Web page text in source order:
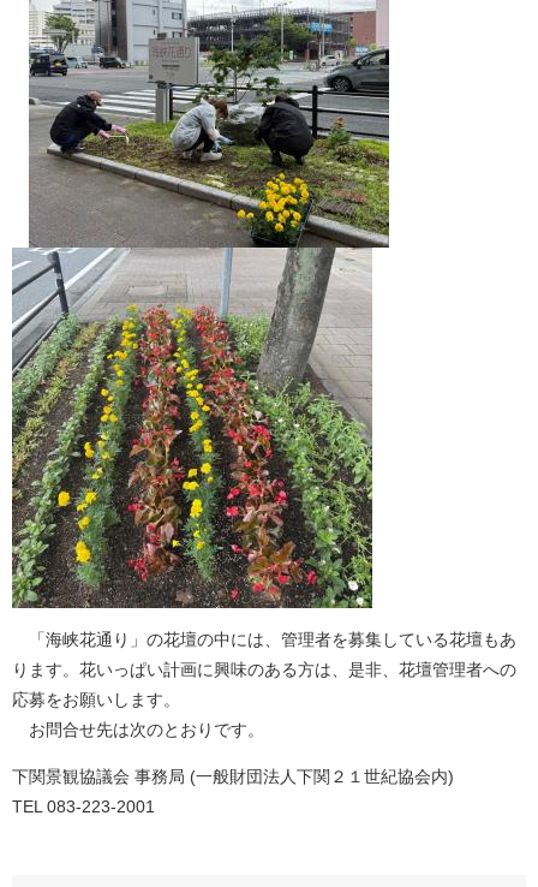
「海峡花通り」の花壇の中には、管理者を募集している花壇もあ
ります。花いっぱい計画に興味のある方は、是非、花壇管理者への
応募をお願いします。
お問合せ先は次のとおりです。
下関景観協議会 事務局 (一般財団法人下関２１世紀協会内)
TEL 083-223-2001​